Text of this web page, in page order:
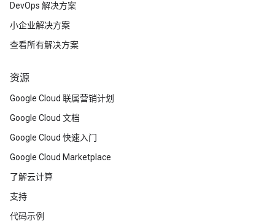
DevOps 解决方案
小企业解决方案
查看所有解决方案
资源
Google Cloud 联属营销计划
Google Cloud 文档
Google Cloud 快速入门
Google Cloud Marketplace
了解云计算
支持
代码示例